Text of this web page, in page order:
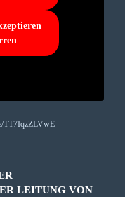
LEITUNG VON